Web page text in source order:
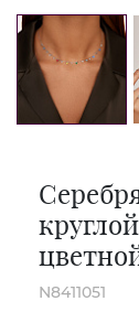
N8411051